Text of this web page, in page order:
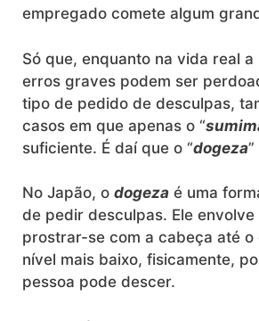
empregado comete algum
Só que, enquanto na vida real a
erros graves podem ser
tipo de pedido de desculpas,
casos em que apenas o “
suficiente. É daí que o “dogeza
No Japão, o dogeza é uma
de pedir desculpas. Ele
prostrar-se com a cabeça até o
nível mais baixo, fisicamente,
pessoa pode descer.